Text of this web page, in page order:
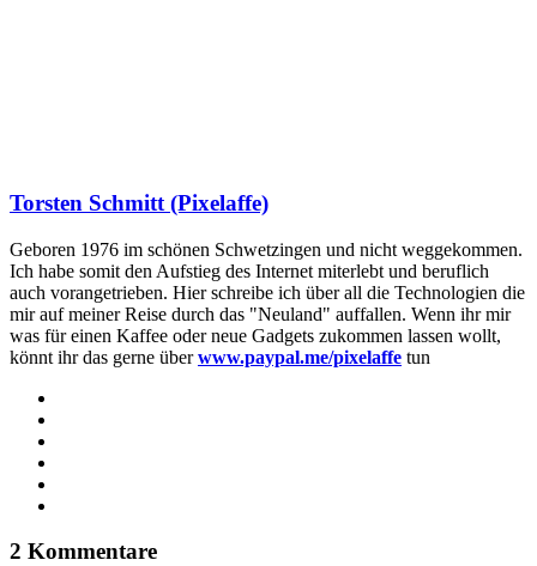
Torsten Schmitt (Pixelaffe)
Geboren 1976 im schönen Schwetzingen und nicht weggekommen.
Ich habe somit den Aufstieg des Internet miterlebt und beruflich
auch vorangetrieben. Hier schreibe ich über all die Technologien die
mir auf meiner Reise durch das "Neuland" auffallen. Wenn ihr mir
was für einen Kaffee oder neue Gadgets zukommen lassen wollt,
könnt ihr das gerne überwww.paypal.me/pixelaffe tun
2 Kommentare